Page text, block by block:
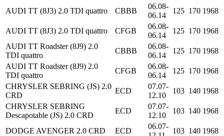
AUDI TT (8J3) 2.0 TDI quattro CBBB
06.08-
06.14
125 170 1968
AUDI TT (8J3) 2.0 TDI quattro CFGB
06.08-
06.14
125 170 1968
AUDI TT Roadster (8J9) 2.0
TDI quattro
CBBB
06.08-
06.14
125 170 1968
AUDI TT Roadster (8J9) 2.0
TDI quattro
CFGB
06.08-
06.14
125 170 1968
CHRYSLER SEBRING (JS) 2.0
CRD
ECD
07.07-
12.10
103 140 1968
CHRYSLER SEBRING
Descapotable (JS) 2.0 CRD
ECD
07.07-
12.10
103 140 1968
DODGE AVENGER 2.0 CRD ECD
06.07-
103 140 1968